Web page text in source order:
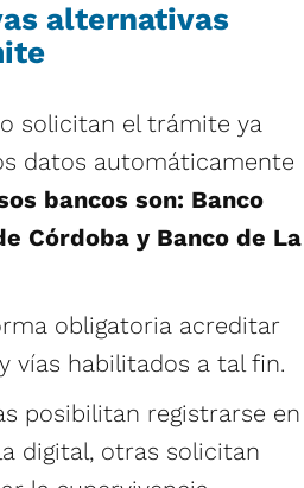
alternativas
solicitan el trámite ya
datos automáticamente
bancos son: Banco
Córdoba y Banco de La
obligatoria acreditar
vías habilitados a tal fin.
posibilitan registrarse en
digital, otras solicitan